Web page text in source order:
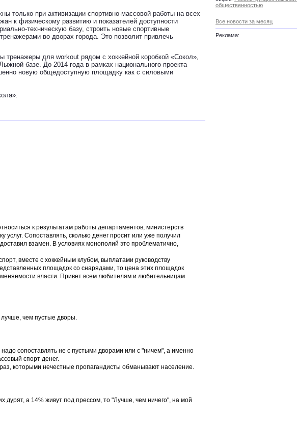
общественностью
Все новости за месяц
Реклама:
только при активизации спортивно-массовой работы на всех
к физическому развитию и показателей доступности
техническую базу, строить новые спортивные
во дворах города. Это позволит привлечь
для workout рядом с хоккейной коробкой «Сокол»,
базе. До 2014 года в рамках национального проекта
новую общедоступную площадку как с силовыми
к результатам работы департаментов, министерств
услуг. Сопоставлять, сколько денег просит или уже получил
взамен. В условиях монополий это проблематично,
вместе с хоккейным клубом, выплатами руководству
площадок со снарядами, то цена этих площадок
власти. Привет всем любителям и любительницам
чем пустые дворы.
сопоставлять не с пустыми дворами или с "ничем", а именно
спорт денег.
которыми нечестные пропагандисты обманывают население.
дурят, а 14% живут под прессом, то "Лучше, чем ничего", на мой